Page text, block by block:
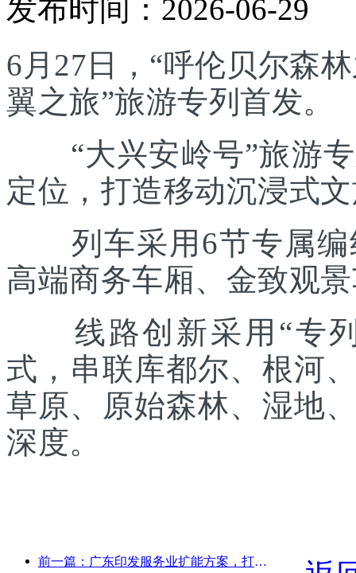
发布时间：2026-06-29
6月27日，“呼伦贝尔森
翼之旅”旅游专列首发。
“大兴安岭号”旅游专
定位，打造移动沉浸式
列车采用6节专属编
高端商务车厢、金致观
线路创新采用“专列
式，串联库都尔、根河
草原、原始森林、湿地
深度。
前一篇：广东印发服务业扩能方案，打造大湾区世界级旅游目的地